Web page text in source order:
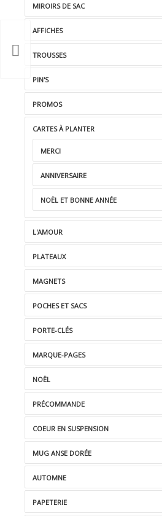
MIROIRS DE SAC
AFFICHES
TROUSSES
PIN'S
PROMOS
CARTES À PLANTER
MERCI
ANNIVERSAIRE
NOËL ET BONNE ANNÉE
L'AMOUR
PLATEAUX
MAGNETS
POCHES ET SACS
PORTE-CLÉS
MARQUE-PAGES
NOËL
PRÉCOMMANDE
COEUR EN SUSPENSION
MUG ANSE DORÉE
AUTOMNE
PAPETERIE